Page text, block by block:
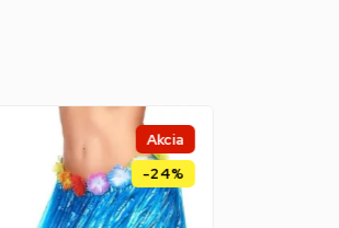
Akcia
-24%